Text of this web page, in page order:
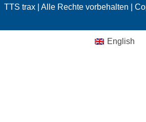
TTS trax | Alle Rechte vorbehalten |
English